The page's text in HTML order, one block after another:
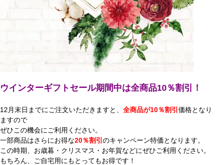
ウインターギフトセール期間中は全商品10％割引！
12月末日までにご注文いただきますと、 全商品が10％割引 価格となり
ますので
ぜひこの機会にご利用ください。
一部商品はさらにお得な20％割引 のキャンペーン特価となります。
この時期、お歳暮・クリスマス・お年賀などにぜひご利用ください。
もちろん、ご自宅用にもとってもお得です！